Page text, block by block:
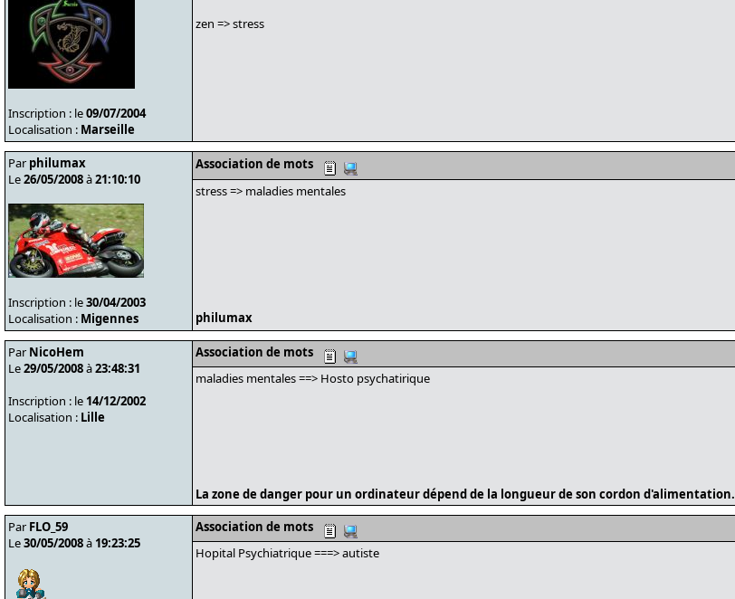
Inscription : le09/07/2004
Localisation : Marseille
zen => stress
Par philumax
Le26/05/2008à21:10:10
Inscription : le30/04/2003
Localisation : Migennes
Association de mots
stress => maladies mentales
philumax
Par NicoHem
Le29/05/2008à23:48:31
Inscription : le 14/12/2002
Localisation : Lille
Association de mots
maladies mentales ==> Hosto psychatirique
La zone de danger pour un ordinateur dépend de la longueur de son cordon d'alimentation.
Par FLO_59
Le30/05/2008à 19:23:25
Association de mots
Hopital Psychiatrique ===> autiste